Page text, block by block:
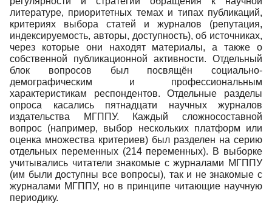
литературе, приоритетных темах и типах публикаций,
критериях выбора статей и журналов (репутация,
индексируемость, авторы, доступность), об источниках,
через которые они находят материалы, а также о
собственной публикационной активности. Отдельный
блок вопросов был посвящён социально-
демографическим и профессиональным
характеристикам респондентов. Отдельные разделы
опроса касались пятнадцати научных журналов
издательства МГППУ. Каждый сложносоставной
вопрос (например, выбор нескольких платформ или
оценка множества критериев) был разделен на серию
отдельных переменных (214 переменных). В выборке
учитывались читатели знакомые с журналами МГППУ
(им были доступны все вопросы), так и не знакомые с
журналами МГППУ, но в принципе читающие научную
периодику.